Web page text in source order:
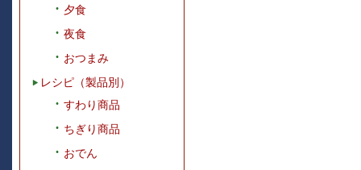
夕食
夜食
おつまみ
レシピ（製品別）
すわり商品
ちぎり商品
おでん